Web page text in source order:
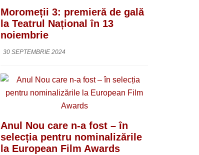
Moromeții 3: premieră de gală
la Teatrul Național în 13
noiembrie
30 SEPTEMBRIE 2024
Anul Nou care n-a fost – în
selecția pentru nominalizările
la European Film Awards